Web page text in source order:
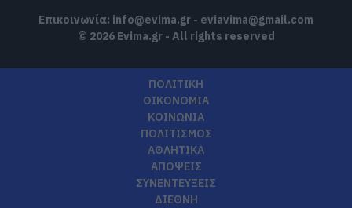
Επικοινωνία: info@evima.gr - eviavima@gmail.com
© 2026 Evima.gr - All rights reserved
ΠΟΛΙΤΙΚΗ
ΟΙΚΟΝΟΜΙΑ
ΚΟΙΝΩΝΙΑ
ΠΟΛΙΤΙΣΜΟΣ
ΑΘΛΗΤΙΚΑ
ΑΠΟΨΕΙΣ
ΣΥΝΕΝΤΕΥΞΕΙΣ
ΔΙΕΘΝΗ